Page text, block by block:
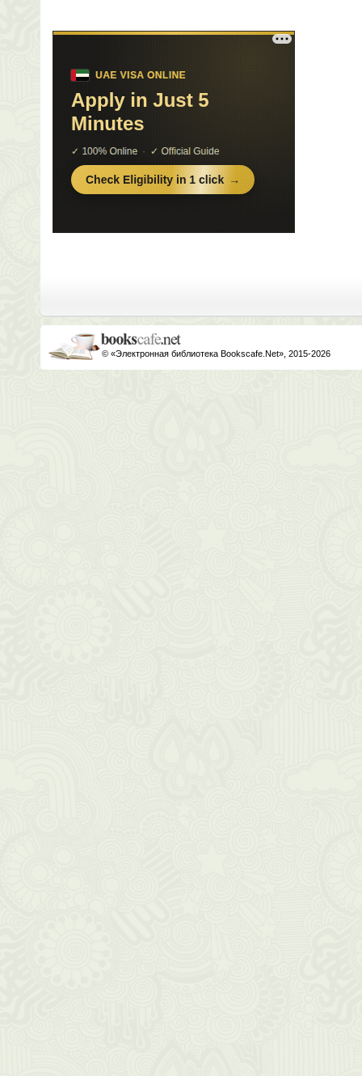
© «Электронная библиотека Bookscafe.Net», 2015-2026